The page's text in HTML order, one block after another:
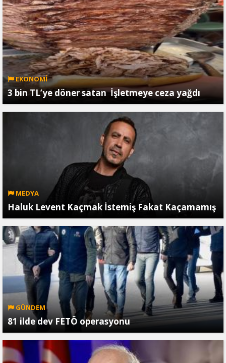
EKONOMİ
3 bin TL’ye döner satan İşletmeye ceza yağdı
MEDYA
Haluk Levent Kaçmak İstemiş Fakat Kaçamamış
GÜNDEM
81 ilde dev FETÖ operasyonu